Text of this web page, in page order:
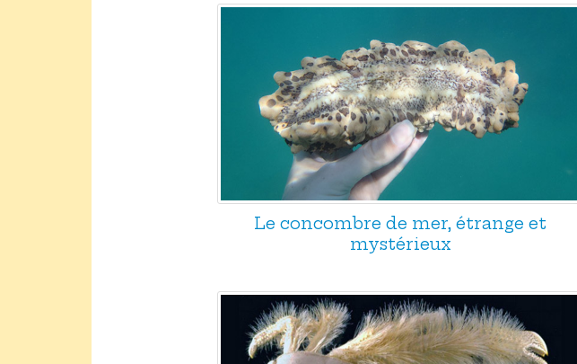
Le concombre de mer, étrange et
mystérieux